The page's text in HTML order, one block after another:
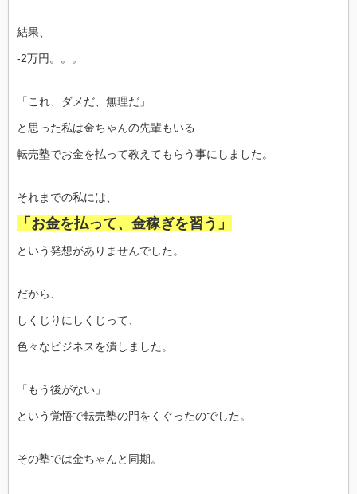
結果、
-2万円。。。
「これ、ダメだ、無理だ」
と思った私は金ちゃんの先輩もいる
転売塾でお金を払って教えてもらう事にしました。
それまでの私には、
「お金を払って、金稼ぎを習う」
という発想がありませんでした。
だから、
しくじりにしくじって、
色々なビジネスを潰しました。
「もう後がない」
という覚悟で転売塾の門をくぐったのでした。
その塾では金ちゃんと同期。